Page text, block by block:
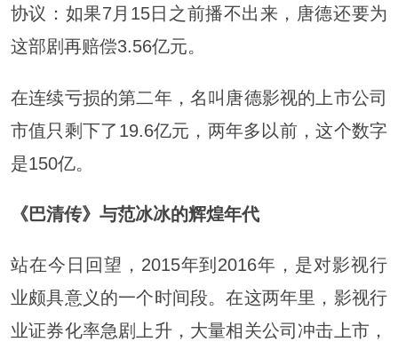
协议：如果7月15日之前播不出来，唐德还要为
这部剧再赔偿3.56亿元。
在连续亏损的第二年，名叫唐德影视的上市公司
市值只剩下了19.6亿元，两年多以前，这个数字
是150亿。
《巴清传》与范冰冰的辉煌年代
站在今日回望，2015年到2016年，是对影视行
业颇具意义的一个时间段。在这两年里，影视行
业证券化率急剧上升，大量相关公司冲击上市，